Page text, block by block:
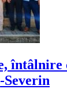
întâlnire